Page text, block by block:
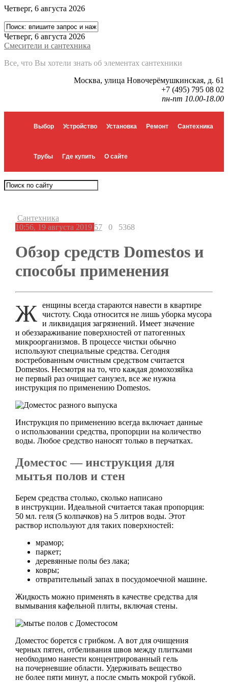
Четверг, 6 августа 2026
Четверг, 6 августа 2026
Смесители и сантехника
Все, что Вы хотели знать об элементах сантехники
Москва, улица Новочерёмушкинская, д. 61
+7 (495) 795 08 02
пн-пт 10.00-18.00
Выбор Устройство Установка Ремонт Сантехника
Трубы Где купить О сайте
Сантехника
10:56, 19 августа 2019 57 0 5368
Обзор средств Domestos и
способы применения
Женщины всегда стараются навести в квартире
чистоту. Сюда относится не лишь уборка мусора
и ликвидация загрязнений. Имеет значение
и обеззараживание поверхностей от патогенных
микроорганизмов. В процессе чистки обычно
используют специальные средства. Сегодня
востребованным очистным средством считается
Domestos. Несмотря на то, что каждая домохозяйка
не первый раз очищает санузел, все же нужна
инструкция по применению Domestos.
Инструкция по применению всегда включает данные
о использовании средства, пропорции на количество
воды. Любое средство наносят только в перчатках.
Доместос — инструкция для
мытья полов и стен
Берем средства столько, сколько написано
в инструкции. Идеальной считается такая пропорция:
50 мл. геля (5 колпачков) на 5 литров воды. Этот
раствор используют для таких поверхностей:
мрамор;
паркет;
деревянные полы без лака;
ковры;
отвратительный запах в посудомоечной машине.
Жидкость можно применять в качестве средства для
вымывания кафельной плиты, включая стены.
Доместос борется с грибком. А вот для очищения
черных пятен, отбеливания швов между плитками
необходимо нанести концентрированный гель
на почерневшие области. Удерживать вещество
не более пяти минут, а после смыть мокрой губкой.